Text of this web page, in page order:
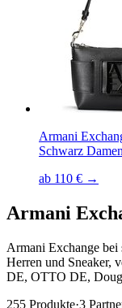
Armani
Schwarz
ab 110 € →
Armani
Armani Exchange bei
Herren und Sneaker,
DE, OTTO DE,
255 Produkte·3